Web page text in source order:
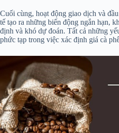
Cuối cùng, hoạt động giao dịch và
tế tạo ra những biến động ngắn hạn,
định và khó dự đoán. Tất cả những
phức tạp trong việc xác định giá cà